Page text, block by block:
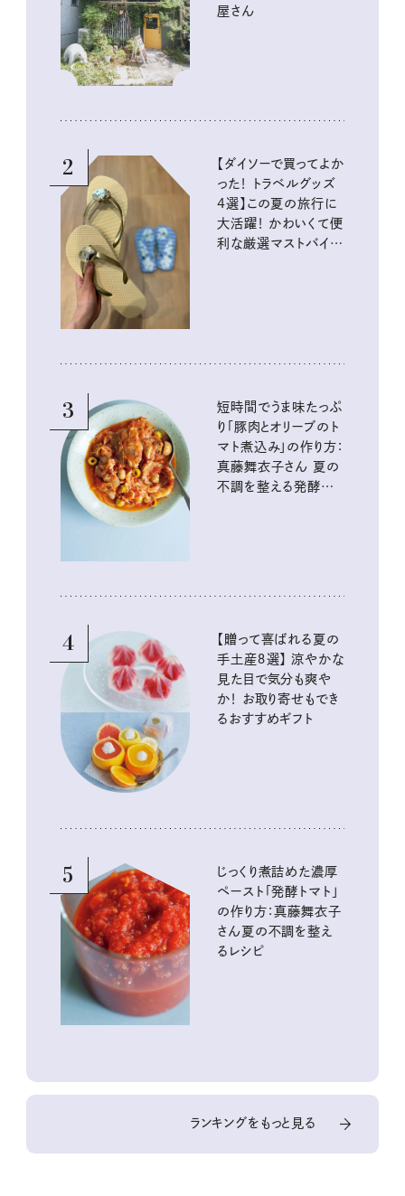
屋さん
2
【ダイソーで買ってよか
った！ トラベルグッズ
4選】この夏の旅行に
大活躍！ かわいくて便
利な厳選マストバイア
3
短時間でうま味たっぷ
り「豚肉とオリーブのト
マト煮込み」の作り方：
真藤舞衣子さん 夏の
不調を整える発酵レ
4
【贈って喜ばれる夏の
手土産８選】 涼やかな
見た目で気分も爽や
か！ お取り寄せもでき
るおすすめギフト
5
じっくり煮詰めた濃厚
ペースト「発酵トマト」
の作り方：真藤舞衣子
さん夏の不調を整え
るレシピ
ランキングをもっと見る